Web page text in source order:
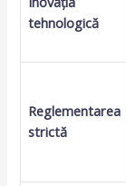
tehnologică
Reglementarea
strictă